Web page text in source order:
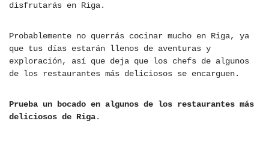
disfrutarás en Riga.
Probablemente no querrás cocinar mucho en Riga, ya
que tus días estarán llenos de aventuras y
exploración, así que deja que los chefs de algunos
de los restaurantes más deliciosos se encarguen.
Prueba un bocado en algunos de los restaurantes más
deliciosos de Riga.